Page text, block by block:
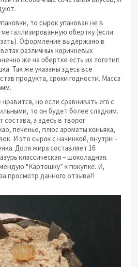
то сырок упакован не в
обертку (если
Оформление выдержано в
различных коричневых
же на обертке есть их логотип
Так же указаны здесь все
продукта, сроки годности. Масса
но если сравнивать его с
то он будет более сладким.
состава, а здесь в творог
печенье, плюс ароматы коньяка,
И это сырок с начинкой, внутри –
Доля жира составляет 16
классическая – шоколадная.
“Картошку” к покупке. И,
просмотр данного отзыва!!